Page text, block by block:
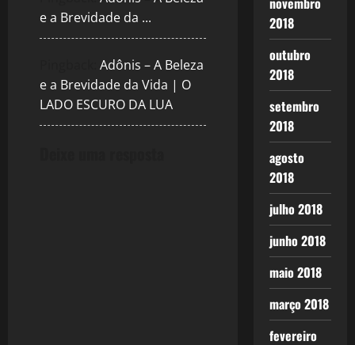
e a Brevidade da ...
Adônis – A Beleza
e a Brevidade da Vida | O
LADO ESCURO DA LUA
2018
outubro
2018
setembro
2018
agosto
2018
julho 2018
junho 2018
maio 2018
março 2018
fevereiro